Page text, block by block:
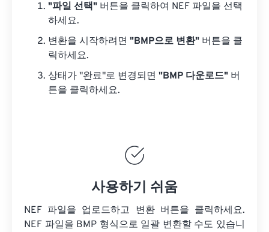
"파일 선택" 버튼을 클릭하여 NEF 파일을 선택
하세요.
변환을 시작하려면 "BMP으로 변환" 버튼을 클
릭하세요.
상태가 "완료"로 변경되면 "BMP 다운로드" 버
튼을 클릭하세요.
사용하기 쉬움
NEF 파일을 업로드하고 변환 버튼을 클릭하세요.
NEF 파일을 BMP 형식으로 일괄 변환할 수도 있습니